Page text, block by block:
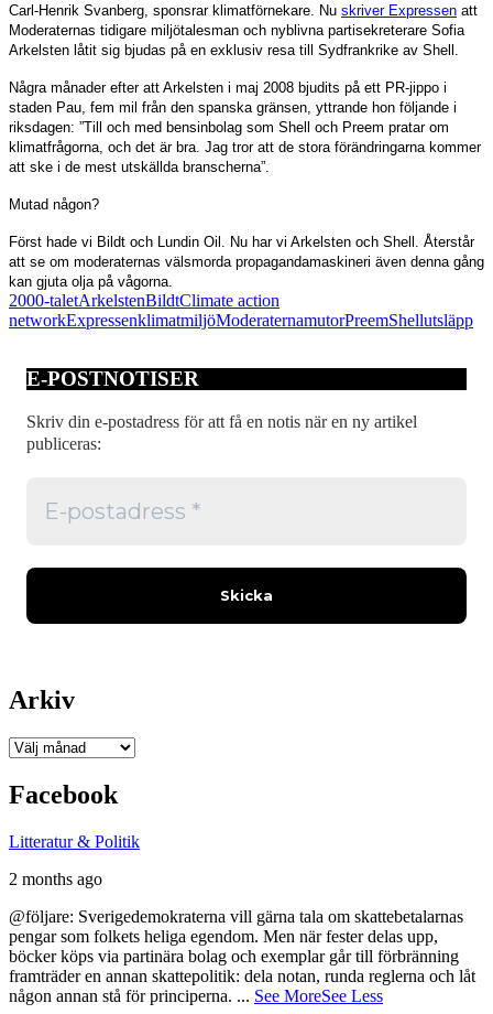
Carl-Henrik Svanberg, sponsrar klimatförnekare. Nu skriver Expressen att
Moderaternas tidigare miljötalesman och nyblivna partisekreterare Sofia
Arkelsten låtit sig bjudas på en exklusiv resa till Sydfrankrike av Shell.
Några månader efter att Arkelsten i maj 2008 bjudits på ett PR-jippo i
staden Pau, fem mil från den spanska gränsen, yttrande hon följande i
riksdagen: ”Till och med bensinbolag som Shell och Preem pratar om
klimatfrågorna, och det är bra. Jag tror att de stora förändringarna kommer
att ske i de mest utskällda branscherna”.
Mutad någon?
Först hade vi Bildt och Lundin Oil. Nu har vi Arkelsten och Shell. Återstår
att se om moderaternas välsmorda propagandamaskineri även denna gång
kan gjuta olja på vågorna.
2000-taletArkelstenBildtClimate action
networkExpressenklimatmiljöModeraternamutorPreemShellutsläpp
E-POSTNOTISER
Skriv din e-postadress för att få en notis när en ny artikel
publiceras:
Arkiv
Arkiv
Facebook
Litteratur & Politik
2 months ago
@följare: Sverigedemokraterna vill gärna tala om skattebetalarnas
pengar som folkets heliga egendom. Men när fester delas upp,
böcker köps via partinära bolag och exemplar går till förbränning
framträder en annan skattepolitik: dela notan, runda reglerna och låt
någon annan stå för principerna. ... See MoreSee Less